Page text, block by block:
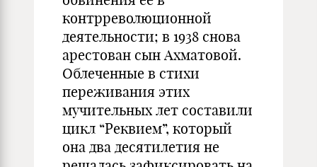
контрреволюционной
деятельности; в 1938 снова
арестован сын Ахматовой.
Облеченные в стихи
переживания этих
мучительных лет составили
цикл “Реквием”, который
она два десятилетия не